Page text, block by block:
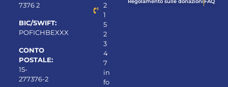
7376 2
BIC/SWIFT:
POFICHBEXXX
CONTO
POSTALE:
15-
277376-2
2
1
5
2
3
4
7
in
fo